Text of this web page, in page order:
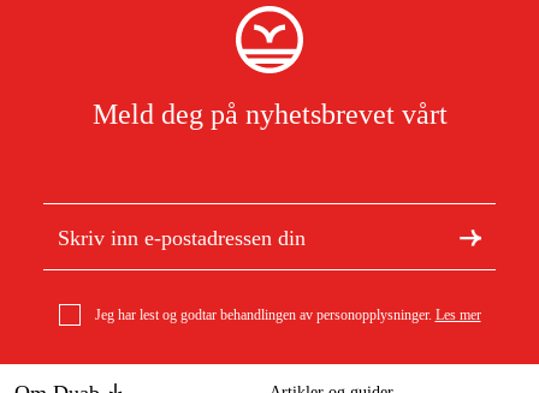
Meld deg på nyhetsbrevet vårt
Jeg har lest og godtar behandlingen av personopplysninger. Les mer